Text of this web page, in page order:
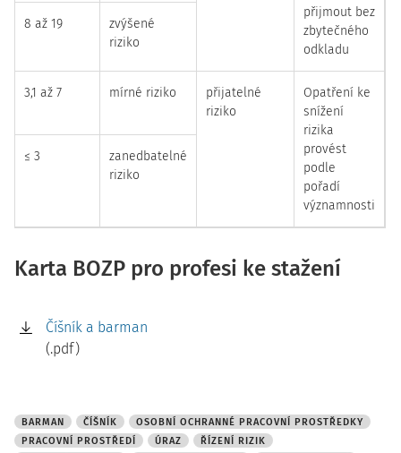
přijmout bez
zbytečného
odkladu
8 až 19
zvýšené
riziko
3,1 až 7 mírné riziko
přijatelné
riziko
Opatření ke
snížení
rizika
provést
podle
pořadí
významnosti
≤ 3
zanedbatelné
riziko
Karta BOZP pro profesi ke stažení
Číšník a barman
(.pdf)
BARMAN ČÍŠNÍK
OSOBNÍ OCHRANNÉ PRACOVNÍ PROSTŘEDKY
PRACOVNÍ PROSTŘEDÍ
ÚRAZ
ŘÍZENÍ RIZIK